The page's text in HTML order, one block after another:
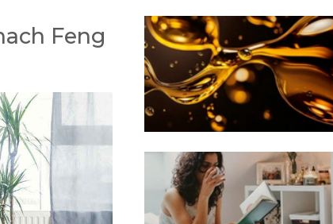
Feng